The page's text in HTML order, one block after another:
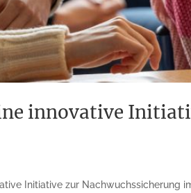
innovative
Initiative zur